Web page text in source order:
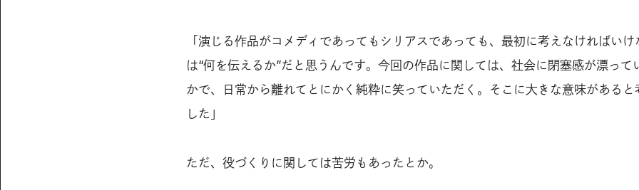
「演じる作品がコメディであってもシリアスであっても、最初に考えなければいけ
は“何を伝えるか”だと思うんです。今回の作品に関しては、社会に閉塞感が漂って
かで、日常から離れてとにかく純粋に笑っていただく。そこに大きな意味があると
した」
ただ、役づくりに関しては苦労もあったとか。